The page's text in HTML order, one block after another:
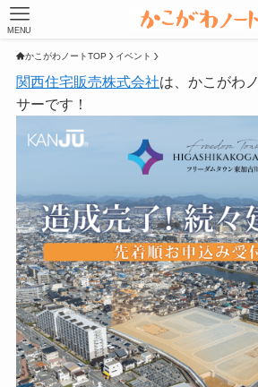
MENU
かこがわノートTOP イベント
関西住宅販売株式会社は、かこがわ
サーです！